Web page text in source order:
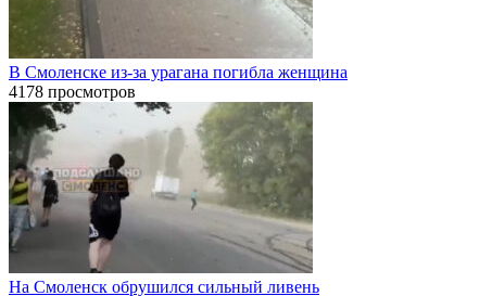
В Смоленске из-за урагана погибла женщина
4178 просмотров
На Смоленск обрушился сильный ливень